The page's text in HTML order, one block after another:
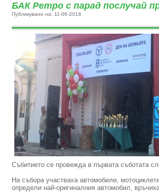
БАК Ретро с парад послучай
Публикувано на: 11-06-2016
Събитието се провежда в първата съботата
На събора участваха автомобили,
определи най-оригиналния автомобил,